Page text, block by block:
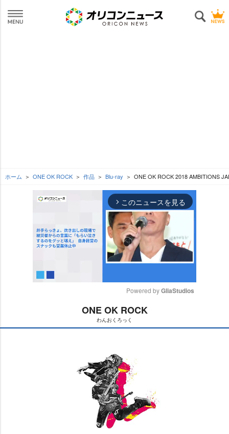
ホーム ONE OK ROCK 作品 Blu-ray ONE OK ROCK 2018 AMBITIONS
arrow_forward_ios このニュースを見る
t
Powered by GliaStudios
ONE OK ROCK
わんおくろっく